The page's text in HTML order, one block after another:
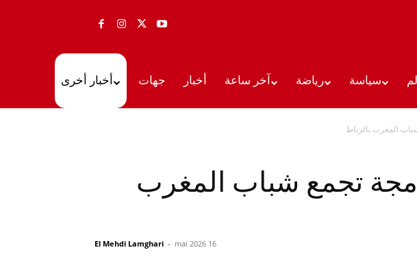
أخبار أخرى جهات أخبار آخر ساعة رياضة سياسة
المغرب بالرباط
تجمع شباب المغرب
El Mehdi Lamghari - 16 mai 2026